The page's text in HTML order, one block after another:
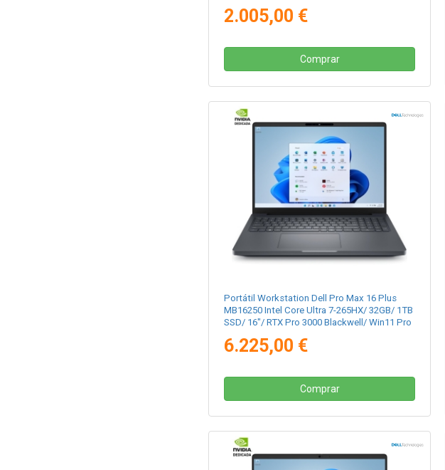
2.005,00 €
Comprar
Portátil Workstation Dell Pro Max 16 Plus
MB16250 Intel Core Ultra 7-265HX/ 32GB/ 1TB
SSD/ 16"/ RTX Pro 3000 Blackwell/ Win11 Pro
6.225,00 €
Comprar